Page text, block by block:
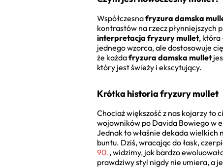
Współczesnafryzura damska
kontrastów na rzecz płynniejszych
interpretacja fryzury mullet, która
jednego wzorca, ale dostosowuje
że każdafryzura damska mullet
który jest świeży i ekscytujący.
Krótka historia fryzury mullet
Chociaż większość z nas kojarzy to
wojowników po Davida Bowiego w
Jednak to właśnie dekada wielkich
buntu. Dziś, wracając do łask,
90., widzimy, jak bardzo
prawdziwy styl nigdy nie umiera, a